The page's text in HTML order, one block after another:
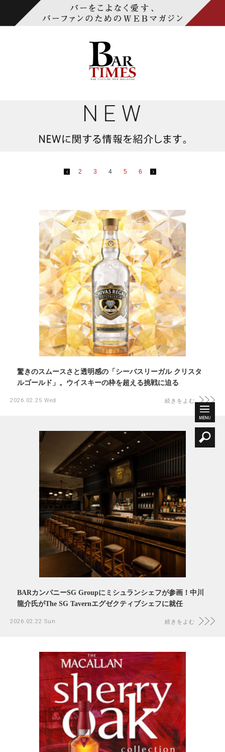
2 3 4 5 6
驚きのスムースさと透明感の「シーバスリーガル クリスタ
ルゴールド」。ウイスキーの枠を超える挑戦に迫る
2026.02.25 Wed 続きをよむ
BARカンパニーSG Groupにミシュランシェフが参画！中川
龍介氏がThe SG Tavernエグゼクティブシェフに就任
2026.02.22 Sun 続きをよむ